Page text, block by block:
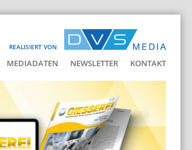
REALISIERT VON
MEDIADATEN NEWSLETTER KONTAKT